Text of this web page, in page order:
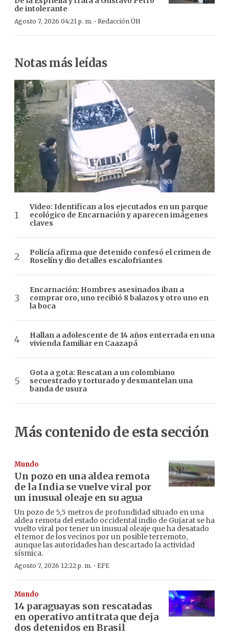
de intolerante
Agosto 7, 2026 04:21 p. m. · Redacción ÚH
Notas más leídas
Video: Identifican a los ejecutados en un parque
ecológico de Encarnación y aparecen imágenes
claves
Policía afirma que detenido confesó el crimen de
Roselín y dio detalles escalofriantes
Encarnación: Hombres asesinados iban a
comprar oro, uno recibió 8 balazos y otro uno en
la boca
Hallan a adolescente de 14 años enterrada en una
vivienda familiar en Caazapá
Gota a gota: Rescatan a un colombiano
secuestrado y torturado y desmantelan una
banda de usura
Más contenido de esta sección
Mundo
Un pozo en una aldea remota
de la India se vuelve viral por
un inusual oleaje en su agua
Un pozo de 5,5 metros de profundidad situado en una
aldea remota del estado occidental indio de Gujarat se ha
vuelto viral por tener un inusual oleaje que ha desatado
el temor de los vecinos por un posible terremoto,
aunque las autoridades han descartado la actividad
sísmica.
Agosto 7, 2026 12:22 p. m. · EFE
Mundo
14 paraguayas son rescatadas
en operativo antitrata que deja
dos detenidos en Brasil